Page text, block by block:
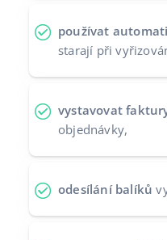
používat
starají při
vystavovat
objednávky,
odesílání balíků